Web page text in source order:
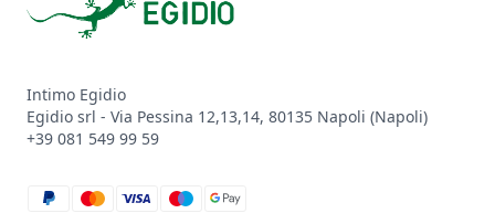
Intimo Egidio
Egidio srl - Via Pessina 12,13,14, 80135 Napoli (Napoli)
+39 081 549 99 59
paypal
mastercard
visa
maestro
google_pay